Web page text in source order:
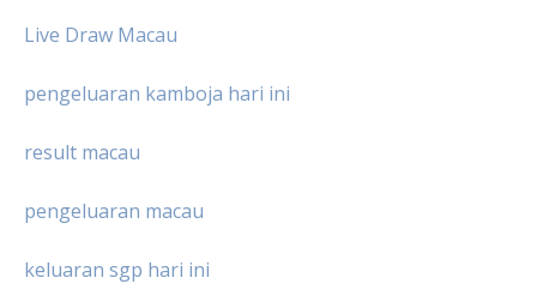
Live Draw Macau
pengeluaran kamboja hari ini
result macau
pengeluaran macau
keluaran sgp hari ini